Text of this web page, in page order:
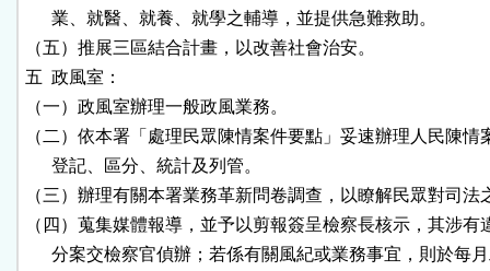
      業、就醫、就養、就學之輔導，並提供急難救助。
（五）推展三區結合計畫，以改善社會治安。
五  政風室：
（一）政風室辦理一般政風業務。
（二）依本署「處理民眾陳情案件要點」妥速辦理人民陳情
      登記、區分、統計及列管。
（三）辦理有關本署業務革新問卷調查，以瞭解民眾對司法
（四）蒐集媒體報導，並予以剪報簽呈檢察長核示，其涉有
分案交檢察官偵辦；若係有關風紀或業務事宜，則於每